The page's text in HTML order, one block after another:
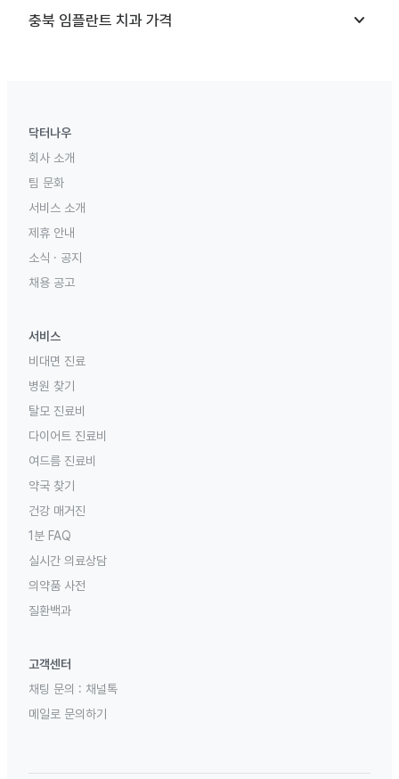
충북 임플란트 치과 가격 keyboard_arrow_down
닥터나우
회사 소개
팀 문화
서비스 소개
제휴 안내
소식 · 공지
채용 공고
서비스
비대면 진료
병원 찾기
탈모 진료비
다이어트 진료비
여드름 진료비
약국 찾기
건강 매거진
1분 FAQ
실시간 의료상담
의약품 사전
질환백과
고객센터
채팅 문의 : 채널톡
메일로 문의하기